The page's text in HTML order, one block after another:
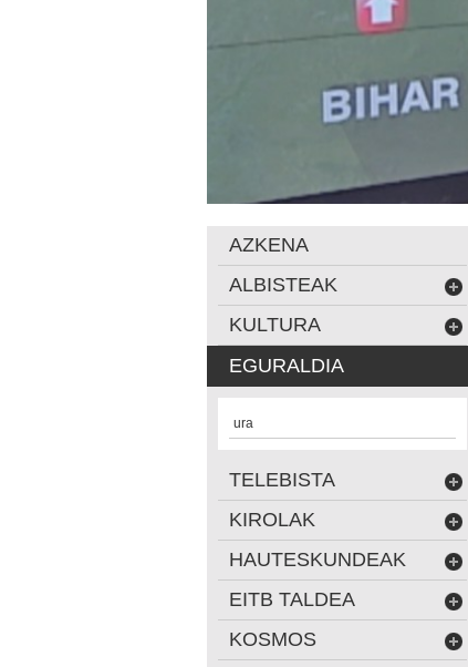
AZKENA
ALBISTEAK
KULTURA
EGURALDIA
ura
TELEBISTA
KIROLAK
HAUTESKUNDEAK
EITB TALDEA
KOSMOS